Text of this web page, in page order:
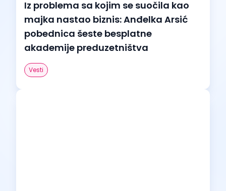
Iz problema sa kojim se suočila kao
majka nastao biznis: Anđelka Arsić
pobednica šeste besplatne
akademije preduzetništva
Vesti